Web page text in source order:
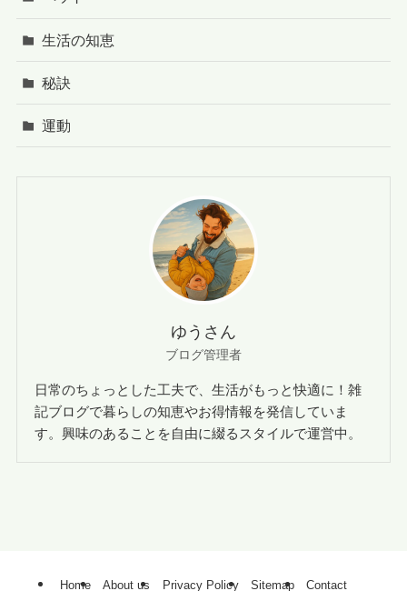
生活の知恵
秘訣
運動
ゆうさん
ブログ管理者
日常のちょっとした工夫で、生活がもっと快適に！雑
記ブログで暮らしの知恵やお得情報を発信していま
す。興味のあることを自由に綴るスタイルで運営中。
Home About us Privacy Policy Sitemap Contact